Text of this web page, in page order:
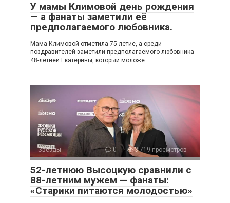
У мамы Климовой день рождения
— а фанаты заметили её
предполагаемого любовника.
Мама Климовой отметила 75-летие, а среди
поздравителей заметили предполагаемого любовника
48-летней Екатерины, который моложе
Звезды 0 3 719 просмотров
52-летнюю Высоцкую сравнили с
88-летним мужем — фанаты:
«Старики питаются молодостью»